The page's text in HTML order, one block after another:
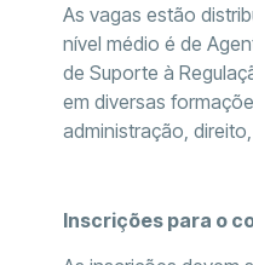
As vagas estão
nível médio é de
de Suporte à
em diversas
administração,
Inscrições para o